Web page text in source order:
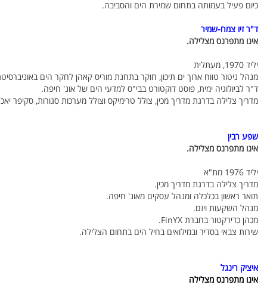
כיום פעיל בעמותה בתחום שמירת הים והסביבה.
ד"ר זיו צמח-שמיר
אינו מתפרנס מצלילה.
יליד 1970, מעתלית
מנהל ניטור טווח ארוך ים תיכון, חוקר בתחנת מוריס קאהן לחקר הים
ד"ר לביולוגיה ימית, פוסט דוקטורט בבי"ס למדעי הים של אונ' חיפה.
מדריך צלילה בדרגת מדריך מכין, צולל טרימיקס וצולל מערכות סגורות, סקיפר
שפע רבין
אינו מתפרנס מצלילה.
יליד 1976 מת"א
מדריך צלילה בדרגת מדריך מכין.
תואר ראשון בכלכלה ומנהל עסקים מאונ' חיפה.
מנהל השקעות ויזם.
מכהן כדירקטור בחברת FinYX.
שירות צבאי בסדיר ובמילואים בחיל הים בתחום הצלילה.
איציק רינגל
אינו מתפרנס מצלילה